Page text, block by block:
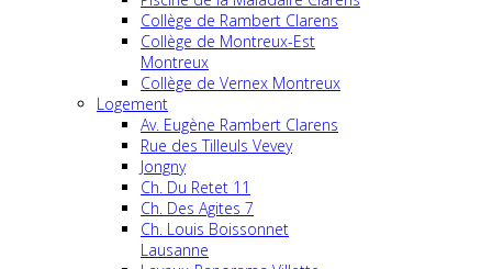
Collège de Rambert Clarens
Collège de Montreux-Est
Montreux
Collège de Vernex Montreux
Logement
Av. Eugène Rambert Clarens
Rue des Tilleuls Vevey
Jongny
Ch. Du Retet 11
Ch. Des Agites 7
Ch. Louis Boissonnet
Lausanne